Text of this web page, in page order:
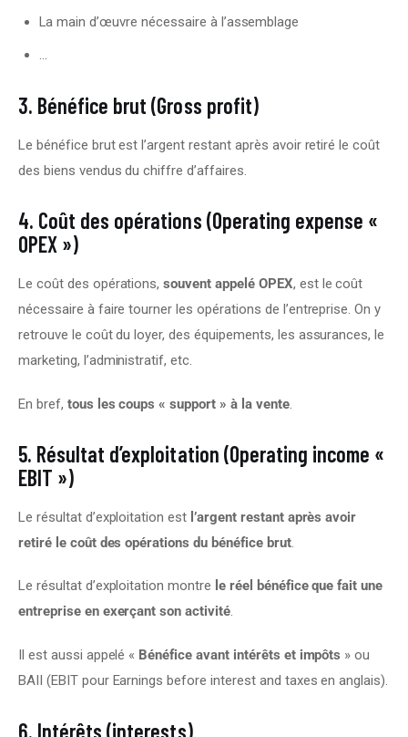
La main d’œuvre nécessaire à l’assemblage
…
3. Bénéfice brut (Gross profit)
Le bénéfice brut est l’argent restant après avoir retiré le coût
des biens vendus du chiffre d’affaires.
4. Coût des opérations (Operating expense «
OPEX »)
Le coût des opérations, souvent appelé OPEX, est le coût
nécessaire à faire tourner les opérations de l’entreprise. On y
retrouve le coût du loyer, des équipements, les assurances, le
marketing, l’administratif, etc.
En bref, tous les coups « support » à la vente.
5. Résultat d’exploitation (Operating income «
EBIT »)
Le résultat d’exploitation est l’argent restant après avoir
retiré le coût des opérations du bénéfice brut.
Le résultat d’exploitation montre le réel bénéfice que fait une
entreprise en exerçant son activité.
Il est aussi appelé « Bénéfice avant intérêts et impôts » ou
BAII (EBIT pour Earnings before interest and taxes en anglais).
6. Intérêts (interests)